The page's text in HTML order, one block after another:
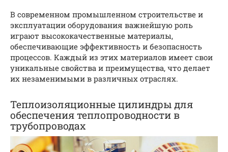
В современном промышленном строительстве и
эксплуатации оборудования важнейшую роль
играют высококачественные материалы,
обеспечивающие эффективность и безопасность
процессов. Каждый из этих материалов имеет свои
уникальные свойства и преимущества, что делает
их незаменимыми в различных отраслях.
Теплоизоляционные цилиндры для
обеспечения теплопроводности в
трубопроводах